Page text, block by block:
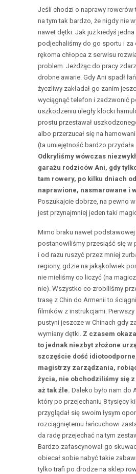
Jeśli chodzi o naprawy rowerów
na tym tak bardzo, że nigdy nie
nawet dętki. Jak już kiedyś jedna
podjechaliśmy do go sportu i za
rękoma chłopca z serwisu
problem. Jeżdżąc do pracy
drobne awarie. Gdy Ani spadł
życzliwy zakładał go zanim
wyciągnąć telefon i zadzwonić
uszkodzeniu uległy klocki
prostu przestawał
albo przerzucał się na
(ta umiejętność bardzo przydała
Odkryliśmy wówczas
garażu rodziców Ani, gdy
tam rowery, po kilku dniach
naprawione, nasmarowane i
Poszukajcie dobrze, na pewno
jest przynajmniej jeden taki
Mimo braku nawet
postanowiliśmy przesiąść się w
i od razu ruszyć przez mniej
regiony, gdzie na jakąkolwiek
nie mieliśmy co liczyć (na
nie). Wszystko co zrobiliśmy
trasę z Chin do Armenii to
filmików z instrukcjami.
pustyni jeszcze w Chinach gdy
wymiany dętki. Z czasem
to jednak niezbyt złożone
szczęście dość
magistrzy zarządzania,
życia, nie obchodziliśmy się z
aż tak źle. Daleko było nam do
który po przejechaniu 8 tysięcy
przyglądał się swoim łysym
rozciągniętemu łańcuchowi
da radę przejechać na tym
Bardzo zafascynował go
obiecał sobie nabyć takie
tylko trafi po drodze na sklep